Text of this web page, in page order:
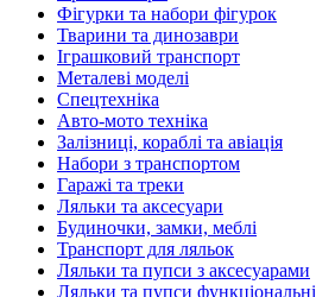
Фігурки та набори фігурок
Тварини та динозаври
Іграшковий транспорт
Металеві моделі
Спецтехніка
Авто-мото техніка
Залізниці, кораблі та авіація
Набори з транспортом
Гаражі та треки
Ляльки та аксесуари
Будиночки, замки, меблі
Транспорт для ляльок
Ляльки та пупси з аксесуарами
Ляльки та пупси функціональні